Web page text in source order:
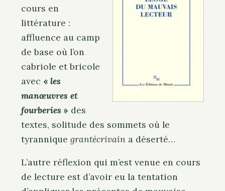
cours en
littérature :
affluence au camp
de base où l’on
cabriole et bricole
avec « les
manœuvres et
fourberies » des
textes, solitude des sommets où le
tyrannique grantécrivain a déserté…
L’autre réflexion qui m’est venue en cours
de lecture est d’avoir eu la tentation